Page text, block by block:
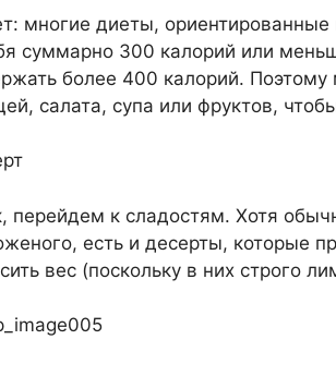
многие диеты,
суммарно 300 калорий или
более 400 калорий.
салата, супа или фруктов,
перейдем к сладостям. Хотя
есть и десерты, которые
вес (поскольку в них строго